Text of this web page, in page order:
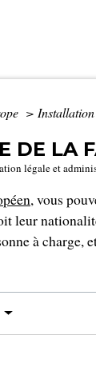
>
DE LA
légale et
, vous
leur
à charge,